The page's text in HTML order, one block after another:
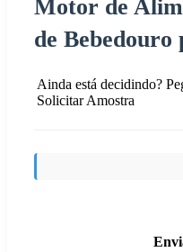
Motor de
de Bebedouro
Ainda está decidindo?
Solicitar Amostra